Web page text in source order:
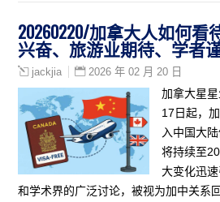
20260220/加拿大人如何
兴奋、旅游业期待、学者
jackjia 2026 年 02 月 20 日
加拿大星
17日起，
入中国大
将持续至
大变化迅
和学术界的广泛讨论，被视为加中关系